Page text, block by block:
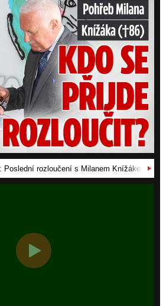
Poslední rozloučení s Milanem Knížákem